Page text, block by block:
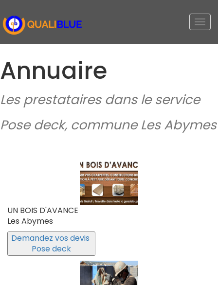
Annuaire
Les prestataires dans le service
Pose deck, commune Les Abymes
UN BOIS D'AVANCE
Les Abymes
Demandez vos devis
Pose deck